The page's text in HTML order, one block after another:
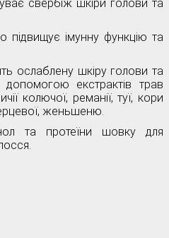
свербіж шкіри голови та
підвищує імунну функцію та
ослаблену шкіру голови та
екстрактів трав
колючої, реманії, туї, кори
женьшеню.
та протеїни шовку для